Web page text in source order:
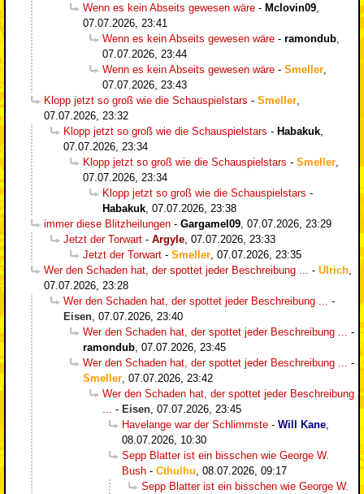
Wenn es kein Abseits gewesen wäre - Mclovin09,
07.07.2026, 23:41
Wenn es kein Abseits gewesen wäre - ramondub,
07.07.2026, 23:44
Wenn es kein Abseits gewesen wäre - Smeller,
07.07.2026, 23:43
Klopp jetzt so groß wie die Schauspielstars - Smeller,
07.07.2026, 23:32
Klopp jetzt so groß wie die Schauspielstars - Habakuk,
07.07.2026, 23:34
Klopp jetzt so groß wie die Schauspielstars - Smeller,
07.07.2026, 23:34
Klopp jetzt so groß wie die Schauspielstars -
Habakuk, 07.07.2026, 23:38
immer diese Blitzheilungen - Gargamel09, 07.07.2026, 23:29
Jetzt der Torwart - Argyle, 07.07.2026, 23:33
Jetzt der Torwart - Smeller, 07.07.2026, 23:35
Wer den Schaden hat, der spottet jeder Beschreibung ... - Ulrich,
07.07.2026, 23:28
Wer den Schaden hat, der spottet jeder Beschreibung ... -
Eisen, 07.07.2026, 23:40
Wer den Schaden hat, der spottet jeder Beschreibung ... -
ramondub, 07.07.2026, 23:45
Wer den Schaden hat, der spottet jeder Beschreibung ... -
Smeller, 07.07.2026, 23:42
Wer den Schaden hat, der spottet jeder Beschreibung
... - Eisen, 07.07.2026, 23:45
Havelange war der Schlimmste - Will Kane,
08.07.2026, 10:30
Sepp Blatter ist ein bisschen wie George W.
Bush - Cthulhu, 08.07.2026, 09:17
Sepp Blatter ist ein bisschen wie George W.